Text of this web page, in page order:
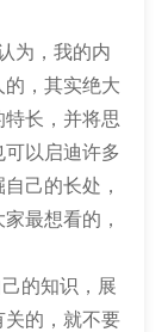
，我的内
，其实绝大
长，并将思
以启迪许多
己的长处，
最想看的，
的知识，展
的，就不要